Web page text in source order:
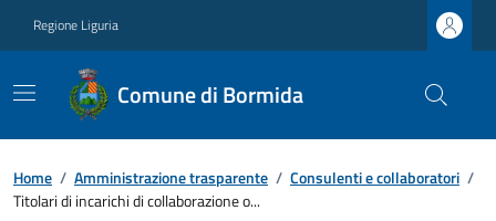
Regione Liguria
Comune di Bormida
Home / Amministrazione trasparente / Consulenti e collaboratori /
Titolari di incarichi di collaborazione o...